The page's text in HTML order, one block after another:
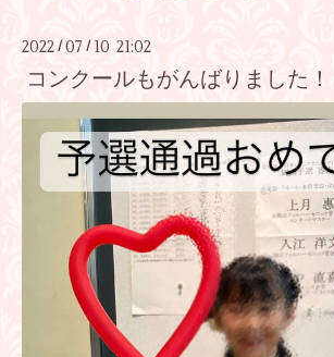
2022 /07 / 10 21:02
コンクールもがんばりました！